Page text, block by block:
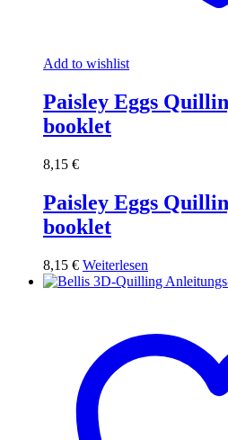
Add to wishlist
Paisley Eggs
booklet
8,15 €
Paisley Eggs
booklet
8,15 € Weiterlesen